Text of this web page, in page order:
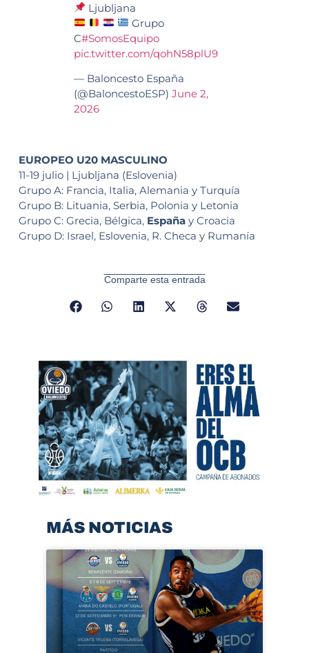
Ljubljana
Grupo
C#SomosEquipo
pic.twitter.com/qohN58plU9
— Baloncesto España
(@BaloncestoESP) June 2,
2026
EUROPEO U20 MASCULINO
11-19 julio | Ljubljana (Eslovenia)
Grupo A: Francia, Italia, Alemania y Turquía
Grupo B: Lituania, Serbia, Polonia y Letonia
Grupo C: Grecia, Bélgica, España y Croacia
Grupo D: Israel, Eslovenia, R. Checa y Rumanía
Comparte esta entrada
MÁS NOTICIAS